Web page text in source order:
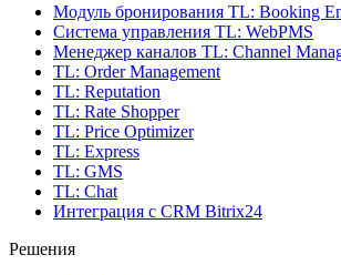
Модуль бронирования TL: Booking
Система управления TL: WebPMS
Менеджер каналов TL: Channel
TL: Order Management
TL: Reputation
TL: Rate Shopper
TL: Price Optimizer
TL: Express
TL: GMS
TL: Chat
Интеграция с CRM Bitrix24
Решения